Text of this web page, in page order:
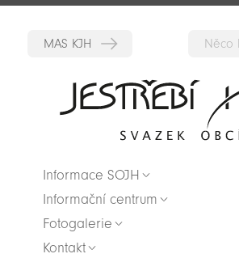
Informace SOJH
Informační centrum
Fotogalerie
Kontakt